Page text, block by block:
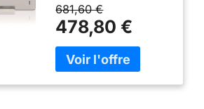
par minute
Numérisation recto-
verso monopasse
jusqu'à 56 images par
minute Ethernet Gigabit
Chargeur automatique
681,60 €
478,80 €